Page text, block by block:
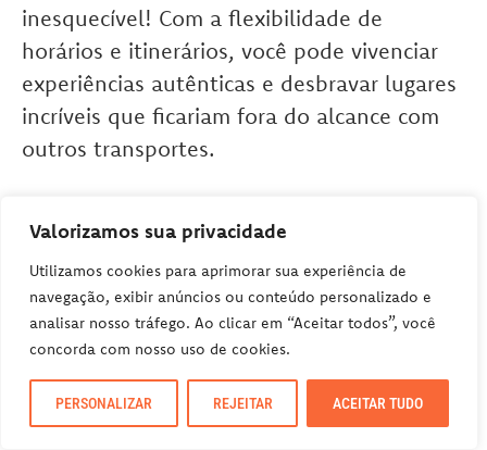
Valorizamos sua privacidade
Utilizamos cookies para aprimorar sua experiência de
navegação, exibir anúncios ou conteúdo personalizado e
analisar nosso tráfego. Ao clicar em “Aceitar todos”, você
concorda com nosso uso de cookies.
PERSONALIZAR REJEITAR ACEITAR TUDO
inesquecível! Com a flexibilidade de
horários e itinerários, você pode vivenciar
experiências autênticas e desbravar lugares
incríveis que ficariam fora do alcance com
outros transportes.
Alugue seu carro com desconto aqui!
Leia também: